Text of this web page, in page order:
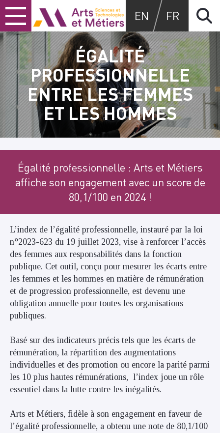
Skip
to
content
Skip
to
main
menu
Skip
to
search
Arts et métiers
EN FR
ÉGALITÉ
PROFESSIONNELLE
ENTRE LES FEMMES
ET LES HOMMES
Égalité professionnelle : Arts et Métiers
affiche son engagement avec un score de
80,1/100 en 2024 !
L’index de l’égalité professionnelle, instauré par la loi
n°2023-623 du 19 juillet 2023, vise à renforcer l’accès
des femmes aux responsabilités dans la fonction
publique. Cet outil, conçu pour mesurer les écarts entre
les femmes et les hommes en matière de rémunération
et de progression professionnelle, est devenu une
obligation annuelle pour toutes les organisations
publiques.
Basé sur des indicateurs précis tels que les écarts de
rémunération, la répartition des augmentations
individuelles et des promotion ou encore la parité parmi
les 10 plus hautes rémunérations, l’index joue un rôle
essentiel dans la lutte contre les inégalités.
Arts et Métiers, fidèle à son engagement en faveur de
l’égalité professionnelle, a obtenu une note de 80,1/100